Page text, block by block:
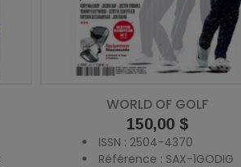
WORLD OF GOLF
Prix
150,00 $
ISSN : 2504-4370
Référence : SAX-1GODIG